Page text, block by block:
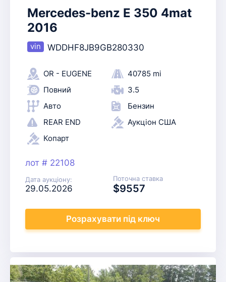
Mercedes-benz E 350 4mat
2016
WDDHF8JB9GB280330
OR - EUGENE
40785 mi
Повний
3.5
Авто
Бензин
REAR END
Аукціон США
Копарт
лот # 22108
Дата аукціону:
29.05.2026
Поточна ставка
$9557
Розрахувати під ключ